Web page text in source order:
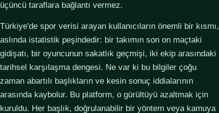
üçüncü taraflara bağlantı vermez.
Türkiye'de spor verisi arayan kullanıcıların önemli bir kısmı,
aslında istatistik peşindedir: bir takımın son on maçtaki
gidişatı, bir oyuncunun sakatlık geçmişi, iki ekip arasındaki
tarihsel karşılaşma dengesi. Ne var ki bu bilgiler çoğu
zaman abartılı başlıkların ve kesin sonuç iddialarının
arasında kaybolur. Bu platform, o gürültüyü azaltmak için
kuruldu. Her başlık, doğrulanabilir bir yöntem veya kamuya